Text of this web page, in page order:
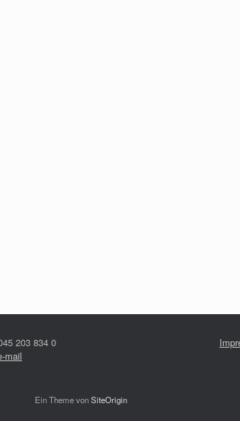
203 834 0
mail
Ein Theme vonSiteOrigin